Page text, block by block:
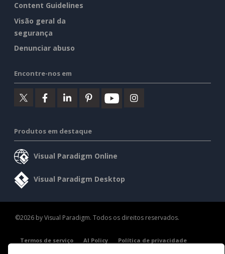
Content Guidelines
Visão geral da
segurança
Denunciar abuso
Encontre-nos em
Produtos em destaque
Visual Paradigm Online
Visual Paradigm Desktop
©2026 by Visual Paradigm. Todos os direitos reservados.
Termos de serviço AI Policy
Política de privacidade